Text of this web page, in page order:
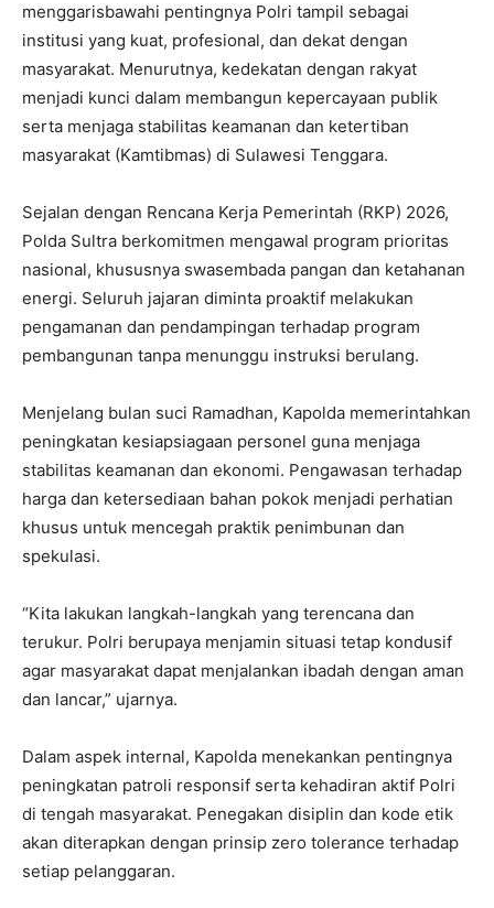
menggarisbawahi pentingnya Polri tampil sebagai
institusi yang kuat, profesional, dan dekat dengan
masyarakat. Menurutnya, kedekatan dengan rakyat
menjadi kunci dalam membangun kepercayaan publik
serta menjaga stabilitas keamanan dan ketertiban
masyarakat (Kamtibmas) di Sulawesi Tenggara.
Sejalan dengan Rencana Kerja Pemerintah (RKP) 2026,
Polda Sultra berkomitmen mengawal program prioritas
nasional, khususnya swasembada pangan dan ketahanan
energi. Seluruh jajaran diminta proaktif melakukan
pengamanan dan pendampingan terhadap program
pembangunan tanpa menunggu instruksi berulang.
Menjelang bulan suci Ramadhan, Kapolda memerintahkan
peningkatan kesiapsiagaan personel guna menjaga
stabilitas keamanan dan ekonomi. Pengawasan terhadap
harga dan ketersediaan bahan pokok menjadi perhatian
khusus untuk mencegah praktik penimbunan dan
spekulasi.
“Kita lakukan langkah-langkah yang terencana dan
terukur. Polri berupaya menjamin situasi tetap kondusif
agar masyarakat dapat menjalankan ibadah dengan aman
dan lancar,” ujarnya.
Dalam aspek internal, Kapolda menekankan pentingnya
peningkatan patroli responsif serta kehadiran aktif Polri
di tengah masyarakat. Penegakan disiplin dan kode etik
akan diterapkan dengan prinsip zero tolerance terhadap
setiap pelanggaran.